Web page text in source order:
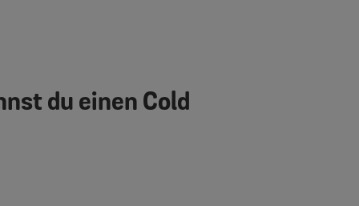
du einen Cold